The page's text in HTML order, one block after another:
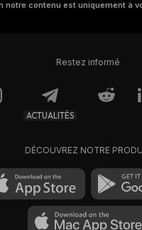
notre contenu est uniquement à
Restez informé
ACTUALITÉS
DÉCOUVREZ NOTRE